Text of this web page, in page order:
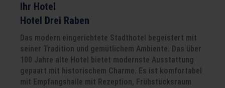
Ihr Hotel
Hotel Drei Raben
Das modern eingerichtete Stadthotel begeistert mit
seiner Tradition und gemütlichem Ambiente. Das über
100 Jahre alte Hotel bietet modernste Ausstattung
gepaart mit historischem Charme. Es ist komfortabel
mit Empfangshalle mit Rezeption, Frühstücksraum